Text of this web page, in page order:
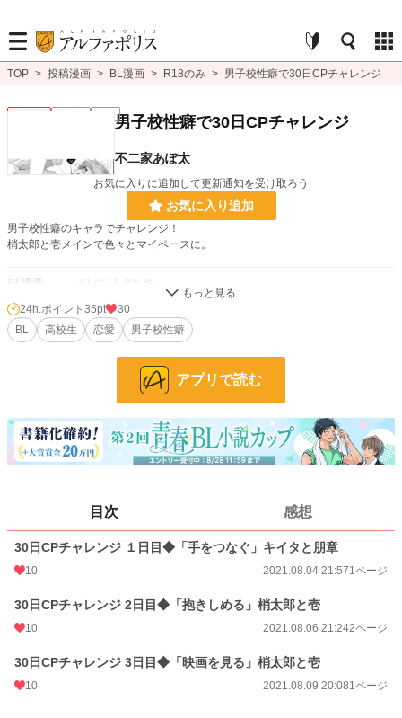
TOP > 投稿漫画 > BL漫画 > R18のみ > 男子校性癖で30日CPチャレンジ
男子校性癖で30日CPチャレンジ
不二家あぽ太
お気に入りに追加して更新通知を受け取ろう
お気に入り追加
男子校性癖のキャラでチャレンジ！
梢太郎と壱メインで色々とマイペースに。
BL漫画 61 位 / 1,406 件
BL R18 29 位 / 326 件
お気に入り
更新日時 2021.08.09 20:08
317 pt (71 位)
月間ポイント 1,480 pt (62 位)
年間ポイント
累計ポイント 67,722 pt (247 位)
24h.ポイント 35pt
30
BL
高校生 恋愛 男子校性癖
アプリで読む
目次 感想
30日CPチャレンジ １日目◆「手をつなぐ」キイタと朋章
10 2021.08.04 21:571ページ
30日CPチャレンジ 2日目◆「抱きしめる」梢太郎と壱
10 2021.08.06 21:242ページ
30日CPチャレンジ 3日目◆「映画を見る」梢太郎と壱
10 2021.08.09 20:081ページ